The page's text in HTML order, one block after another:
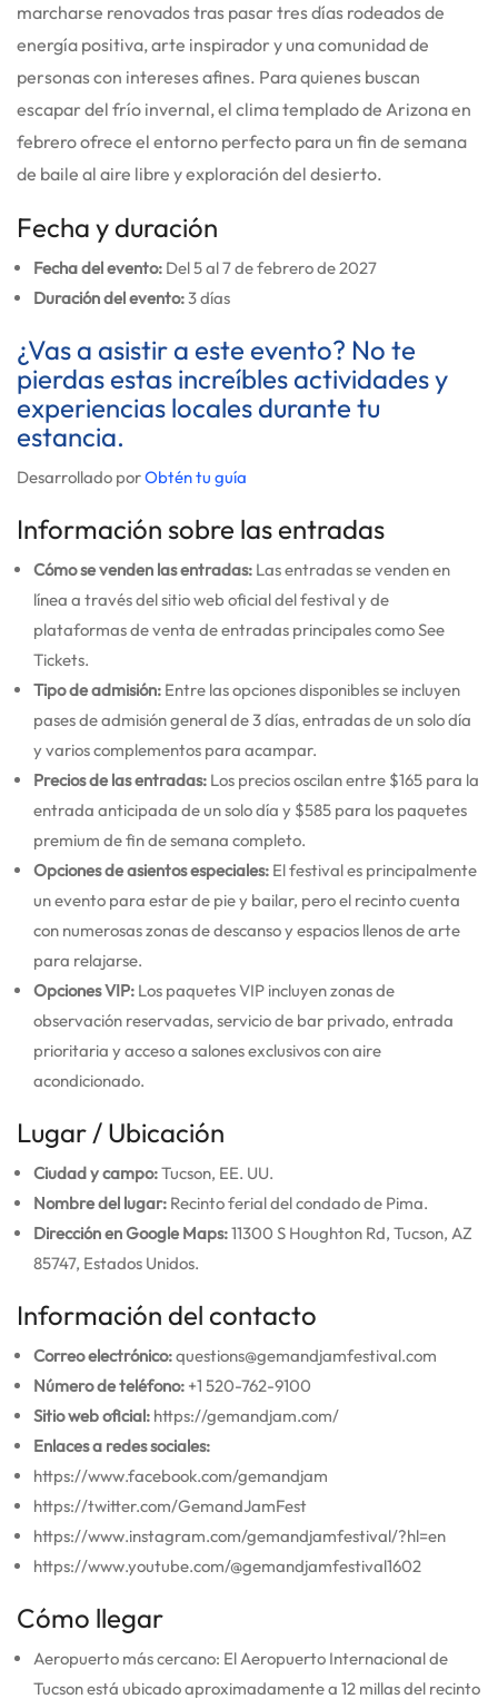
marcharse renovados tras pasar tres días rodeados de
energía positiva, arte inspirador y una comunidad de
personas con intereses afines. Para quienes buscan
escapar del frío invernal, el clima templado de Arizona en
febrero ofrece el entorno perfecto para un fin de semana
de baile al aire libre y exploración del desierto.
Fecha y duración
Fecha del evento: Del 5 al 7 de febrero de 2027
Duración del evento:3 días
¿Vas a asistir a este evento? No te
pierdas estas increíbles actividades y
experiencias locales durante tu
estancia.
Desarrollado porObtén tu guía
Información sobre las entradas
Cómo se venden las entradas: Las entradas se venden en
línea a través del sitio web oficial del festival y de
plataformas de venta de entradas principales como See
Tickets.
Tipo de admisión: Entre las opciones disponibles se incluyen
pases de admisión general de 3 días, entradas de un solo día
y varios complementos para acampar.
Precios de las entradas: Los precios oscilan entre $165 para la
entrada anticipada de un solo día y $585 para los paquetes
premium de fin de semana completo.
Opciones de asientos especiales: El festival es principalmente
un evento para estar de pie y bailar, pero el recinto cuenta
con numerosas zonas de descanso y espacios llenos de arte
para relajarse.
Opciones VIP: Los paquetes VIP incluyen zonas de
observación reservadas, servicio de bar privado, entrada
prioritaria y acceso a salones exclusivos con aire
acondicionado.
Lugar / Ubicación
Ciudad y campo:Tucson, EE. UU.
Nombre del lugar: Recinto ferial del condado de Pima.
Dirección en Google Maps:11300 S Houghton Rd, Tucson, AZ
85747, Estados Unidos.
Información del contacto
Correo electrónico:questions@gemandjamfestival.com
Número de teléfono: +1 520-762-9100
Sitio web oficial: https://gemandjam.com/
Enlaces a redes sociales:
https://www.facebook.com/gemandjam
https://twitter.com/GemandJamFest
https://www.instagram.com/gemandjamfestival/?hl=en
https://www.youtube.com/@gemandjamfestival1602
Cómo llegar
Aeropuerto más cercano: El Aeropuerto Internacional de
Tucson está ubicado aproximadamente a 12 millas del recinto